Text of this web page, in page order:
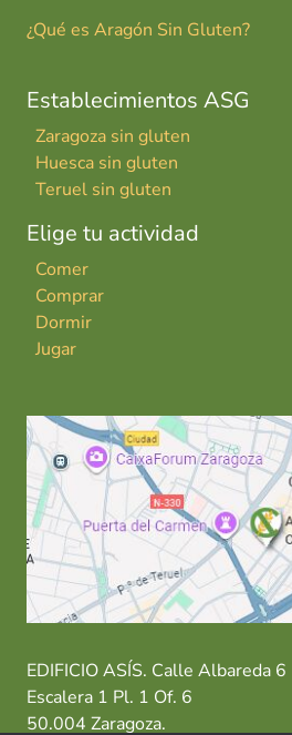
¿Qué es Aragón Sin Gluten?
Establecimientos ASG
Zaragoza sin gluten
Huesca sin gluten
Teruel sin gluten
Elige tu actividad
Comer
Comprar
Dormir
Jugar
EDIFICIO ASÍS. Calle Albareda 6
Escalera 1 Pl. 1 Of. 6
50.004 Zaragoza.